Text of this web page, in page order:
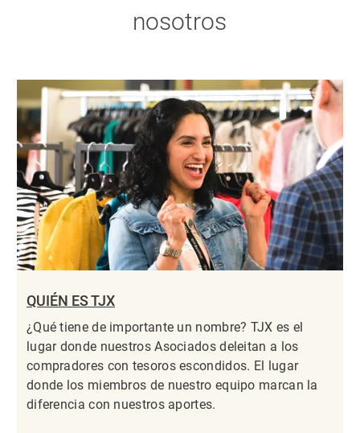
nosotros
QUIÉN ES TJX
¿Qué tiene de importante un nombre? TJX es el
lugar donde nuestros Asociados deleitan a los
compradores con tesoros escondidos. El lugar
donde los miembros de nuestro equipo marcan la
diferencia con nuestros aportes.